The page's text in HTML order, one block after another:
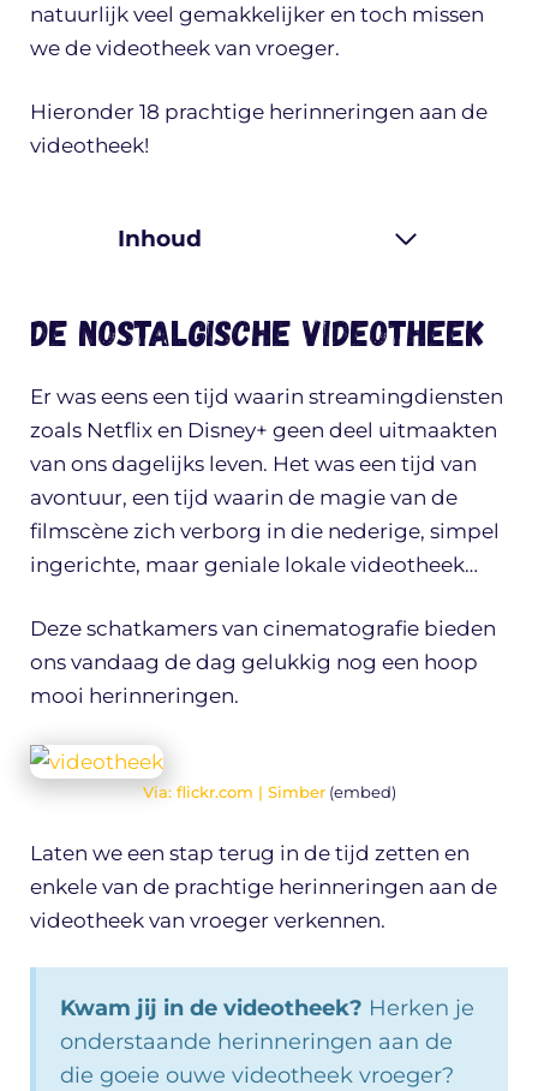
natuurlijk veel gemakkelijker en toch missen
we de videotheek van vroeger.
Hieronder 18 prachtige herinneringen aan de
videotheek!
Inhoud
de nostalgische videotheek
Er was eens een tijd waarin streamingdiensten
zoals Netflix en Disney+ geen deel uitmaakten
van ons dagelijks leven. Het was een tijd van
avontuur, een tijd waarin de magie van de
filmscène zich verborg in die nederige, simpel
ingerichte, maar geniale lokale videotheek…
Deze schatkamers van cinematografie bieden
ons vandaag de dag gelukkig nog een hoop
mooi herinneringen.
Via: flickr.com | Simber(embed)
Laten we een stap terug in de tijd zetten en
enkele van de prachtige herinneringen aan de
videotheek van vroeger verkennen.
Kwam jij in de videotheek? Herken je
onderstaande herinneringen aan de
die goeie ouwe videotheek vroeger?